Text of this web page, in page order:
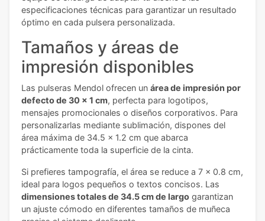
especificaciones técnicas para garantizar un resultado
óptimo en cada pulsera personalizada.
Tamaños y áreas de
impresión disponibles
Las pulseras Mendol ofrecen un área de impresión por
defecto de 30 x 1 cm, perfecta para logotipos,
mensajes promocionales o diseños corporativos. Para
personalizarlas mediante sublimación, dispones del
área máxima de 34.5 x 1.2 cm que abarca
prácticamente toda la superficie de la cinta.
Si prefieres tampografía, el área se reduce a 7 x 0.8 cm,
ideal para logos pequeños o textos concisos. Las
dimensiones totales de 34.5 cm de largo garantizan
un ajuste cómodo en diferentes tamaños de muñeca